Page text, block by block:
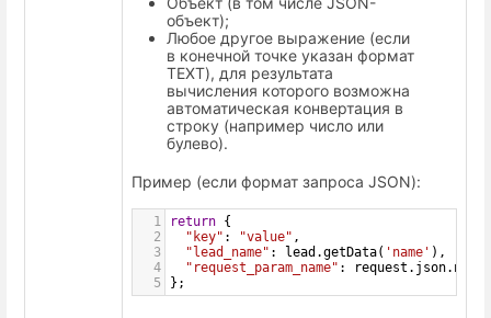
объект);
Любое другое выражение (если
в конечной точке указан формат
TEXT), для результата
вычисления которого возможна
автоматическая конвертация в
строку (например число или
булево).
Пример (если формат запроса JSON):
1 return {
2
"key" : "value" ,
3
"lead_name" : lead .getData( 'name' ),
4
"request_param_name" : request . json. name
5
};